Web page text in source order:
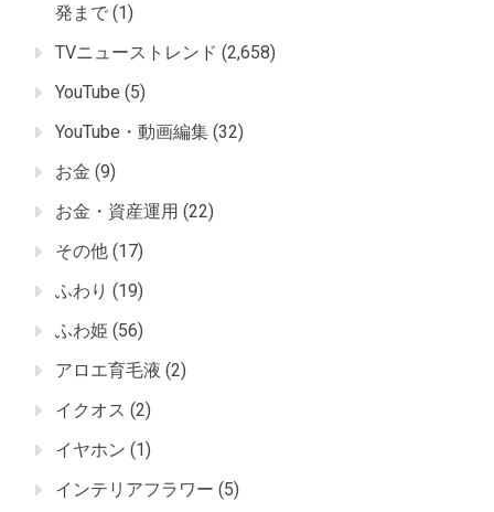
発まで (1)
TVニューストレンド (2,658)
YouTube (5)
YouTube・動画編集 (32)
お金 (9)
お金・資産運用 (22)
その他 (17)
ふわり (19)
ふわ姫 (56)
アロエ育毛液 (2)
イクオス (2)
イヤホン (1)
インテリアフラワー (5)